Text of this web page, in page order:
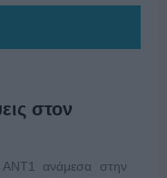
στον
ανάμεσα στην